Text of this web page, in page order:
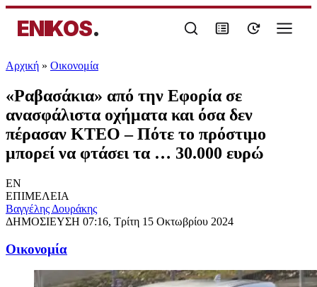
ENIKOS.
Αρχική » Oικονομία
«Ραβασάκια» από την Εφορία σε
ανασφάλιστα οχήματα και όσα δεν
πέρασαν ΚΤΕΟ – Πότε το πρόστιμο
μπορεί να φτάσει τα … 30.000 ευρώ
EN
ΕΠΙΜΕΛΕΙΑ
Βαγγέλης Δουράκης
ΔΗΜΟΣΙΕΥΣΗ 07:16, Τρίτη 15 Οκτωβρίου 2024
Oικονομία